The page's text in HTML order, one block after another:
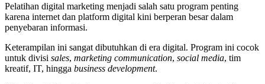
Pelatihan digital marketing menjadi salah satu program penting
karena internet dan platform digital kini berperan besar dalam
penyebaran informasi.
Keterampilan ini sangat dibutuhkan di era digital. Program ini cocok
untuk divisi sales, marketing communication, social media, tim
kreatif, IT, hingga business development.